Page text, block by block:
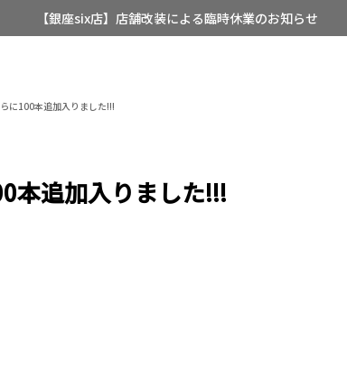
【銀座six店】店舗改装による臨時休業のお知らせ
に100本追加入りました!!!
本追加入りました!!!